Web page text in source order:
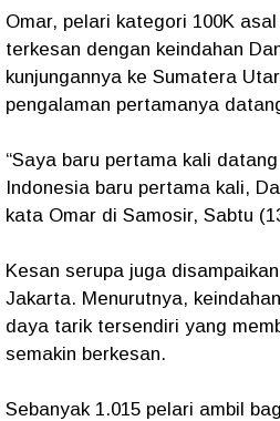
Omar, pelari kategori 100K
terkesan dengan keindahan
kunjungannya ke Sumatera
pengalaman pertamanya
“Saya baru pertama kali
Indonesia baru pertama kali,
kata Omar di Samosir, Sabtu
Kesan serupa juga
Jakarta. Menurutnya,
daya tarik tersendiri yang
semakin berkesan.
Sebanyak 1.015 pelari ambil